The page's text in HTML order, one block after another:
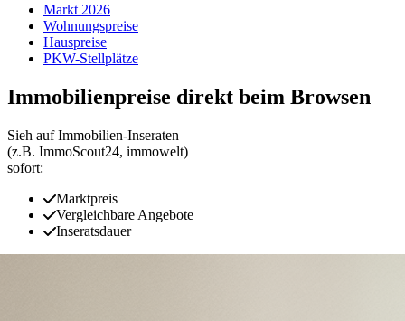
Markt 2026
Wohnungspreise
Hauspreise
PKW-Stellplätze
Immobilienpreise direkt beim Browsen
Sieh auf Immobilien‑Inseraten
(z.B. ImmoScout24, immowelt)
sofort:
Marktpreis
Vergleichbare Angebote
Inseratsdauer